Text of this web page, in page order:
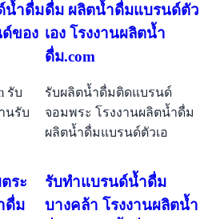
น้ำดื่ม
ของ
รับ
นรับ
ดื่ม ผลิตน้ำดื่มแบรนด์ตัว
เอง โรงงานผลิตน้ำ
ดื่ม.com
รับผลิตน้ำดื่มติดแบรนด์
จอมพระ โรงงานผลิตน้ำดื่ม
ผลิตน้ำดื่มแบรนด์ตัวเอ
ระ
ดื่ม
รับทำแบรนด์น้ำดื่ม
บางคล้า โรงงานผลิตน้ำ